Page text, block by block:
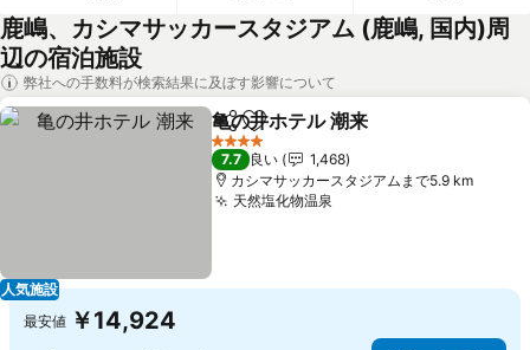
鹿嶋、カシマサッカースタジアム (鹿嶋, 国内)周
辺の宿泊施設
弊社への手数料が検索結果に及ぼす影響について
人気施設
シェアお気に入りに追加
亀の井ホテル 潮来
4 ホテルのランク
7.7 良い
1,468
カシマサッカースタジアムまで5.9 km
天然塩化物温泉料金を表示
最安値 ￥14,924